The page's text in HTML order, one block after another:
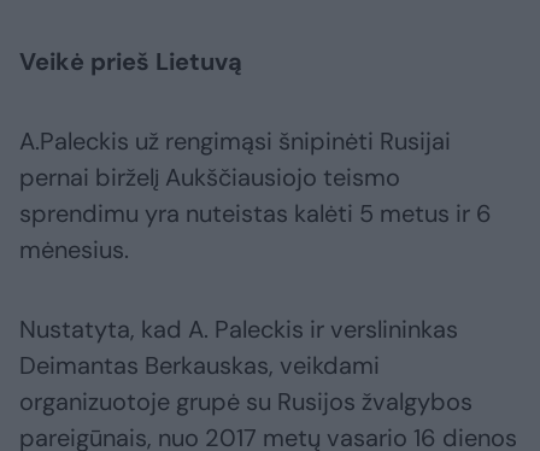
Veikė prieš Lietuvą
A.Paleckis už rengimąsi šnipinėti Rusijai
pernai birželį Aukščiausiojo teismo
sprendimu yra nuteistas kalėti 5 metus ir 6
mėnesius.
Nustatyta, kad A. Paleckis ir verslininkas
Deimantas Berkauskas, veikdami
organizuotoje grupė su Rusijos žvalgybos
pareigūnais, nuo 2017 metų vasario 16 dienos